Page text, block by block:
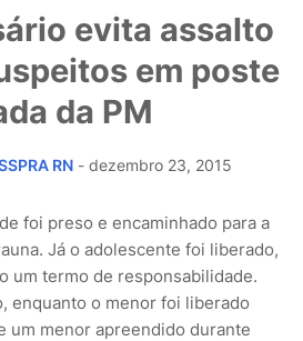
evita assalto
em poste
da PM
RN - dezembro 23, 2015
foi preso e encaminhado para a
Já o adolescente foi liberado,
um termo de responsabilidade.
um menor apreendido durante